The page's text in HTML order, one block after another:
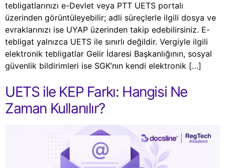
tebligatlarınızı e-Devlet veya PTT UETS portalı
üzerinden görüntüleyebilir; adli süreçlerle ilgili dosya ve
evraklarınızı ise UYAP üzerinden takip edebilirsiniz. E-
tebligat yalnızca UETS ile sınırlı değildir. Vergiyle ilgili
elektronik tebligatlar Gelir İdaresi Başkanlığının, sosyal
güvenlik bildirimleri ise SGK’nın kendi elektronik […]
UETS ile KEP Farkı: Hangisi Ne
Zaman Kullanılır?